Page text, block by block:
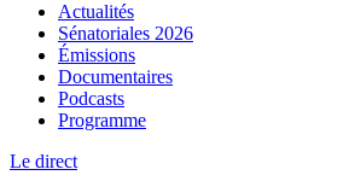
Actualités
Sénatoriales 2026
Émissions
Documentaires
Podcasts
Programme
Le direct